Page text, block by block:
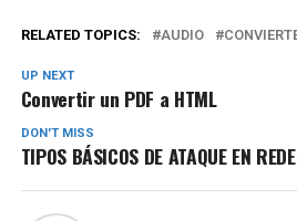
RELATED TOPICS: AUDIO
UP NEXT
Convertir un PDF a HTML
DON'T MISS
TIPOS BÁSICOS DE ATAQUE EN